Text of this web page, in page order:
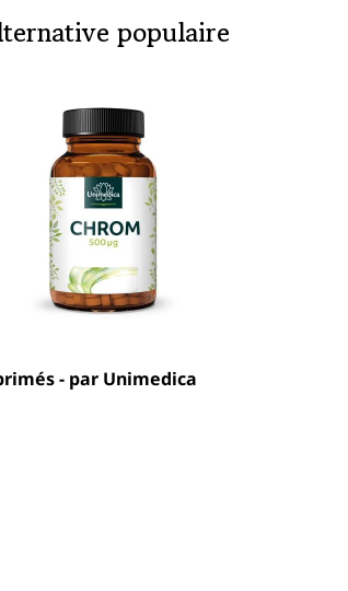
populaire
- par Unimedica